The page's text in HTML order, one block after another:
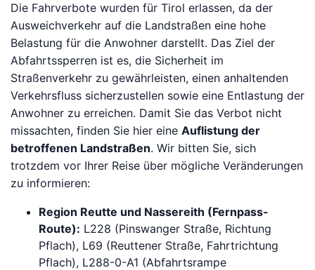
Die Fahrverbote wurden für Tirol erlassen, da der
Ausweichverkehr auf die Landstraßen eine hohe
Belastung für die Anwohner darstellt. Das Ziel der
Abfahrtssperren ist es, die Sicherheit im
Straßenverkehr zu gewährleisten, einen anhaltenden
Verkehrsfluss sicherzustellen sowie eine Entlastung der
Anwohner zu erreichen. Damit Sie das Verbot nicht
missachten, finden Sie hier eine Auflistung der
betroffenen Landstraßen. Wir bitten Sie, sich
trotzdem vor Ihrer Reise über mögliche Veränderungen
zu informieren:
Region Reutte und Nassereith (Fernpass-
Route): L228 (Pinswanger Straße, Richtung
Pflach), L69 (Reuttener Straße, Fahrtrichtung
Pflach), L288-0-A1 (Abfahrtsrampe